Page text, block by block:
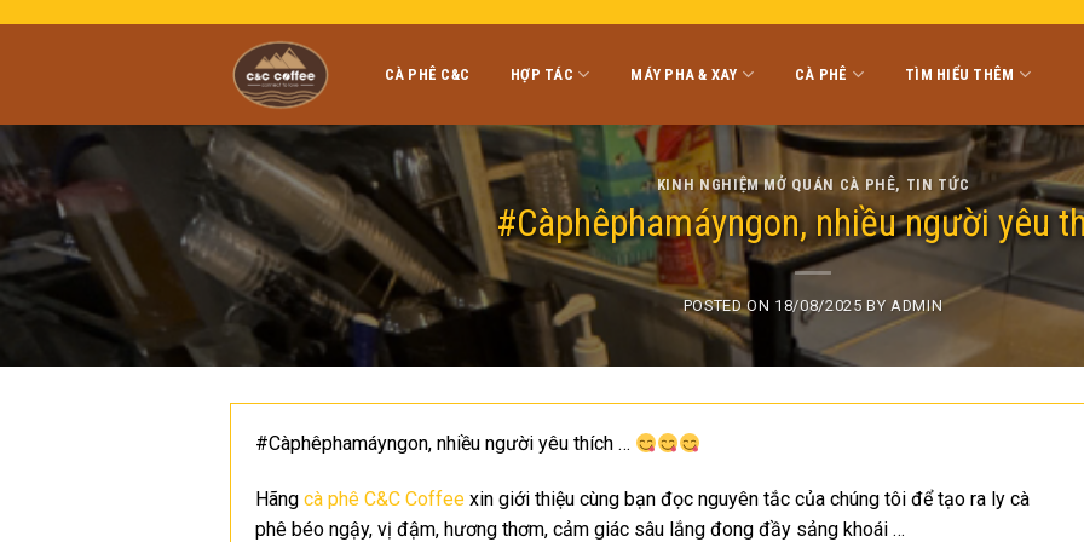
CÀ PHÊ C&C HỢP TÁC MÁY PHA & XAY CÀ PHÊ TÌM HIỂU THÊM
KINH NGHIỆM MỞ QUÁN CÀ PHÊ, TIN TỨC
#Càphêphamáyngon, nhiều người yêu
POSTED ON 18/08/2025 BYADMIN
#Càphêphamáyngon, nhiều người yêu thích …
Hãng cà phê C&C Coffeexin giới thiệu cùng bạn đọc nguyên tắc của chúng tôi để tạo ra ly cà
phê béo ngậy, vị đậm, hương thơm, cảm giác sâu lắng đong đầy sảng khoái …